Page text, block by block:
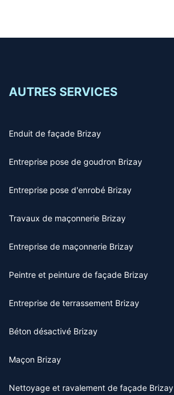
AUTRES SERVICES
Enduit de façade Brizay
Entreprise pose de goudron Brizay
Entreprise pose d'enrobé Brizay
Travaux de maçonnerie Brizay
Entreprise de maçonnerie Brizay
Peintre et peinture de façade Brizay
Entreprise de terrassement Brizay
Béton désactivé Brizay
Maçon Brizay
Nettoyage et ravalement de façade Brizay